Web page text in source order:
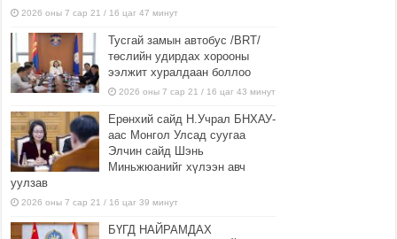
2026 оны 7 сар 21 / 16 цаг 47 минут
Тусгай замын автобус /BRT/
төслийн удирдах хорооны
ээлжит хуралдаан боллоо
2026 оны 7 сар 21 / 16 цаг 43 минут
Ерөнхий сайд Н.Учрал БНХАУ-
аас Монгол Улсад суугаа
Элчин сайд Шэнь
Миньжюанийг хүлээн авч
уулзав
2026 оны 7 сар 21 / 16 цаг 39 минут
БҮГД НАЙРАМДАХ